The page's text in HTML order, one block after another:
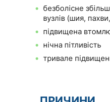
безболісне
вузлів (шия,
підвищена
нічна пітливість
тривале